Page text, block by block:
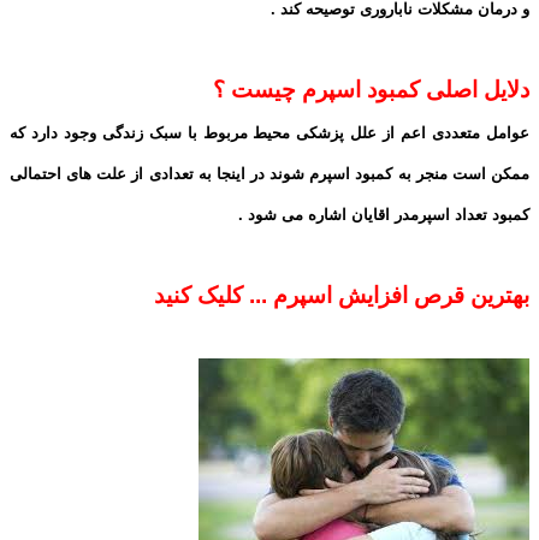
و درمان مشکلات ناباروری توصیحه کند .
دلایل اصلی کمبود اسپرم چیست ؟
عوامل متعددی اعم از علل پزشکی محیط مربوط با سبک زندگی وجود دارد که
ممکن است منجر به کمبود اسپرم شوند در اینجا به تعدادی از علت های احتمالی
کمبود تعداد اسپرمدر اقایان اشاره می شود .
بهترین قرص افزایش اسپرم ... کلیک کنید